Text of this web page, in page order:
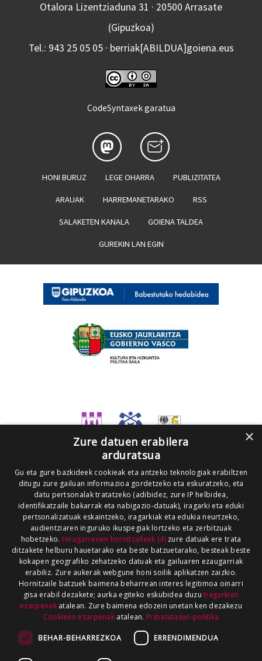
Otalora Lizentziaduna 31 · 20500 Arrasate
(Gipuzkoa)
Tel.: 943 25 05 05 · berriak[ABILDUA]goiena.eus
CodeSyntaxek garatua
HONI BURUZ LEGE OHARRA PUBLIZITATEA
ARAUAK HARREMANETARAKO RSS
SALAKETEN KANALA GOIENA TALDEA
GUREKIN LAN EGIN
×
Zure datuen erabilera
arduratsua
Gu eta gure bazkideek cookieak eta antzeko teknologiak erabiltzen
ditugu zure gailuan informazioa gordetzeko eta eskuratzeko, eta
datu pertsonalak tratatzeko (adibidez, zure IP helbidea,
identifikatzaile bakarrak eta nabigazio-datuak), iragarki eta eduki
pertsonalizatuak eskaintzeko, iragarkiak eta edukia neurtzeko,
audientziaren inguruko ikuspegiak lortzeko eta zerbitzuak
hobetzeko. Hirugarrenen hornitzaileek (4)zure datuak ere trata
ditzakete helburu hauetarako eta beste batzuetarako, besteak beste
kokapen geografiko zehatzeko datuak eta gailuaren ezaugarriak
erabiliz. Zure aukerak webgune honi soilik aplikatzen zaizkio.
Hornitzaile batzuek baimena beharrean interes legitimoa oinarri
gisa erabil dezakete; aurka egiteko eskubidea duzu Iragarkien
ezarpenakatalean. Zure baimena edozein unetan ken dezakezu
Cookieen ezarpenak atalean. Pribatutasun-politika
BEHAR-BEHARREZKOA ERRENDIMENDUA